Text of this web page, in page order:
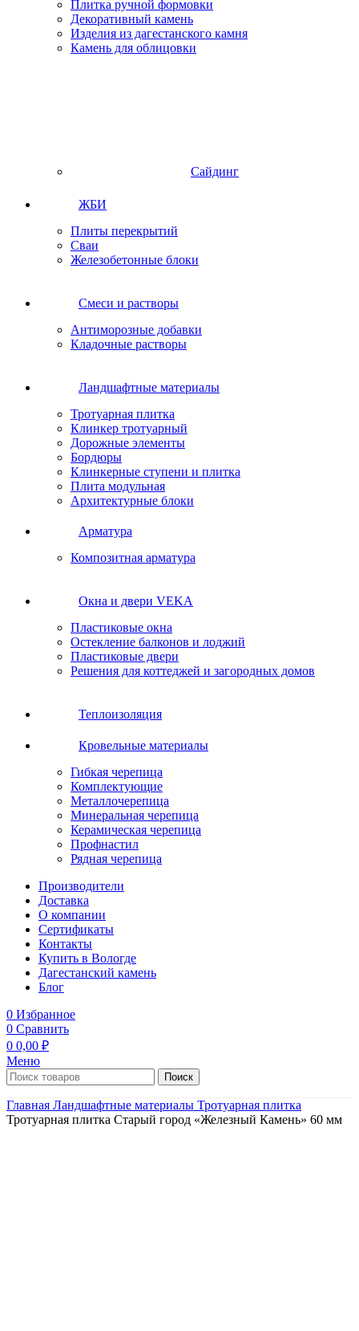
Плитка ручной формовки
Декоративный камень
Изделия из дагестанского камня
Камень для облицовки
Сайдинг
ЖБИ
Плиты перекрытий
Сваи
Железобетонные блоки
Cмеси и растворы
Антиморозные добавки
Кладочные растворы
Ландшафтные материалы
Тротуарная плитка
Клинкер тротуарный
Дорожные элементы
Бордюры
Клинкерные ступени и плитка
Плита модульная
Архитектурные блоки
Арматура
Композитная арматура
Окна и двери VEKA
Пластиковые окна
Остекление балконов и лоджий
Пластиковые двери
Решения для коттеджей и загородных домов
Теплоизоляция
Кровельные материалы
Гибкая черепица
Комплектующие
Металлочерепица
Минеральная черепица
Керамическая черепица
Профнастил
Рядная черепица
Производители
Доставка
О компании
Сертификаты
Контакты
Купить в Вологде
Дагестанский камень
Блог
0 Избранное
0 Сравнить
0 0,00 ₽
Меню
Поиск
Главная Ландшафтные материалы Тротуарная плитка
Тротуарная плитка Старый город «Железный Камень» 60 мм